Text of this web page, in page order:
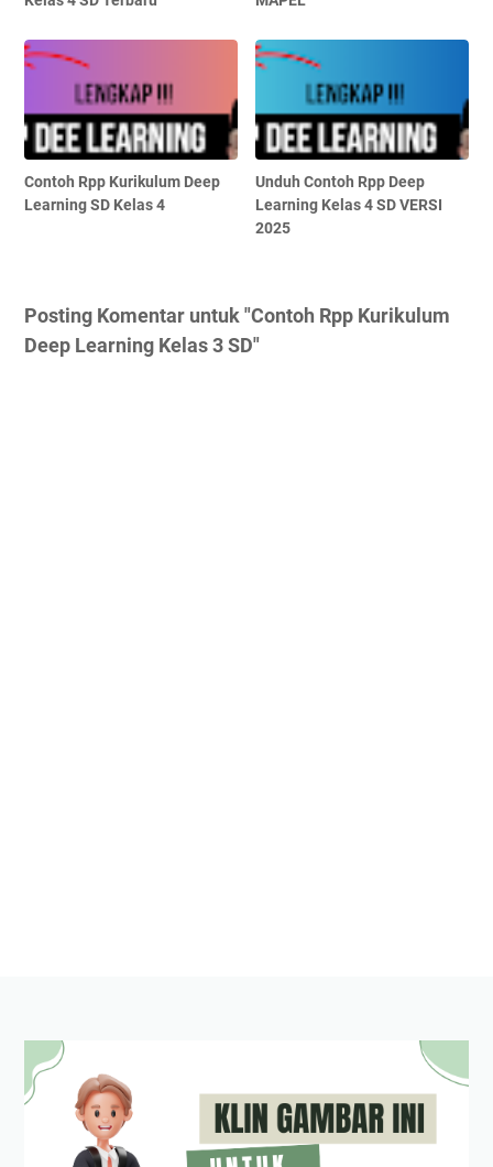
Contoh Rpp Kurikulum Deep
Learning SD Kelas 4
Unduh Contoh Rpp Deep
Learning Kelas 4 SD VERSI
2025
Posting Komentar untuk "Contoh Rpp Kurikulum
Deep Learning Kelas 3 SD"